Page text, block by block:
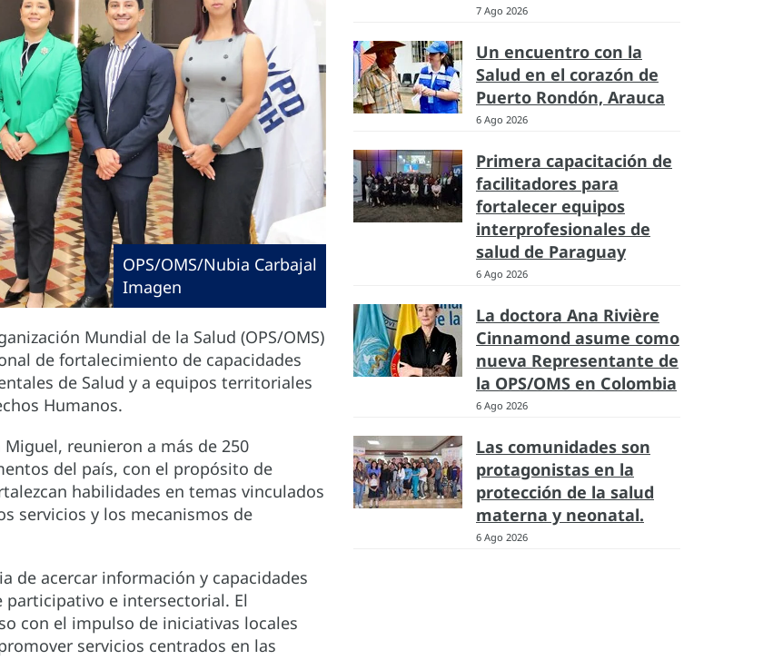
OPS/OMS/Nubia Carbajal
Imagen
Mundial de la Salud (OPS/OMS)
de fortalecimiento de capacidades
de Salud y a equipos territoriales
Humanos.
Miguel, reunieron a más de 250
del país, con el propósito de
habilidades en temas vinculados
servicios y los mecanismos de
de acercar información y capacidades
e intersectorial. El
con el impulso de iniciativas locales
servicios centrados en las
7 Ago 2026
Un encuentro con la
Salud en el corazón de
Puerto Rondón, Arauca
6 Ago 2026
Primera capacitación de
facilitadores para
fortalecer equipos
interprofesionales de
salud de Paraguay
6 Ago 2026
La doctora Ana Rivière
Cinnamond asume como
nueva Representante de
la OPS/OMS en Colombia
6 Ago 2026
Las comunidades son
protagonistas en la
protección de la salud
materna y neonatal.
6 Ago 2026